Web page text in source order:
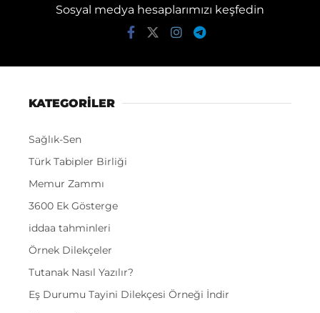
Sosyal medya hesaplarımızı keşfedin
KATEGORİLER
Sağlık-Sen
Türk Tabipler Birliği
Memur Zammı
3600 Ek Gösterge
iddaa tahminleri
Örnek Dilekçeler
Tutanak Nasıl Yazılır?
Eş Durumu Tayini Dilekçesi Örneği İndir